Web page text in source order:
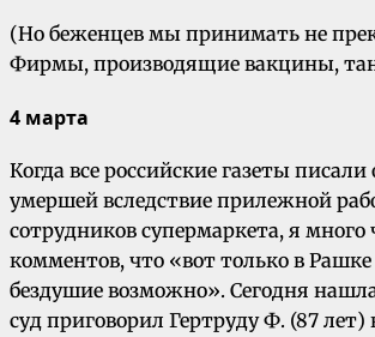
(Но беженцев мы принимать не
Фирмы, производящие вакцины,
4 марта
Когда все российские газеты писали
умершей вследствие прилежной
сотрудников супермаркета, я много
комментов, что «вот только в Рашке
бездушие возможно». Сегодня
суд приговорил Гертруду Ф. (87